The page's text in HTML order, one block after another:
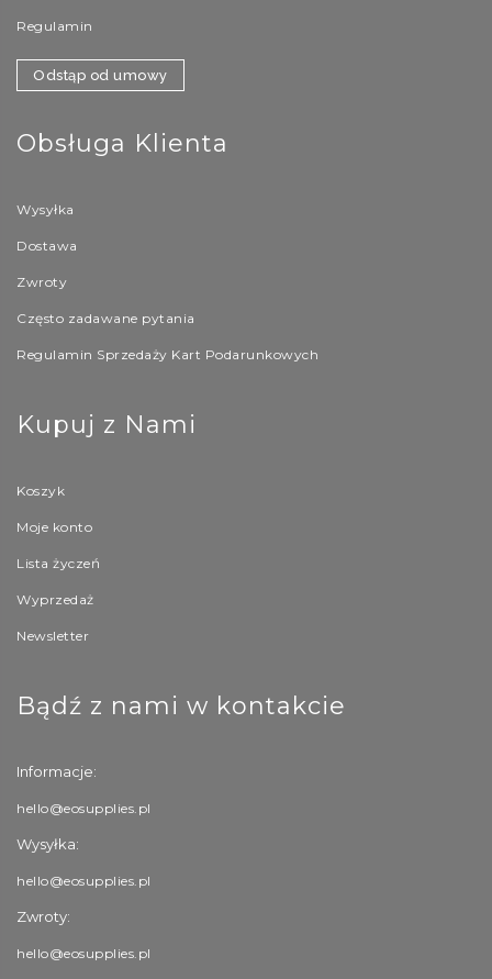
Regulamin
Odstąp od umowy
Obsługa Klienta
Wysyłka
Dostawa
Zwroty
Często zadawane pytania
Regulamin Sprzedaży Kart Podarunkowych
Kupuj z Nami
Koszyk
Moje konto
Lista życzeń
Wyprzedaż
Newsletter
Bądź z nami w kontakcie
Informacje:
hello@eosupplies.pl
Wysyłka:
hello@eosupplies.pl
Zwroty:
hello@eosupplies.pl